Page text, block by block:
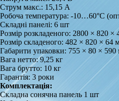
Струм макс.: 15,15 А
Робоча температура: -10…60°C
Складні панелі: 6 шт
Розмір розкладеного: 2800 × 820 ×
Розмір складеного: 482 × 820 × 64
Габарити упаковки: 755 × 80 ×
Вага нетто: 9,25 кг
Вага брутто: 10 кг
Гарантія: 3 роки
Комплектація:
Складна сонячна панель 1 шт